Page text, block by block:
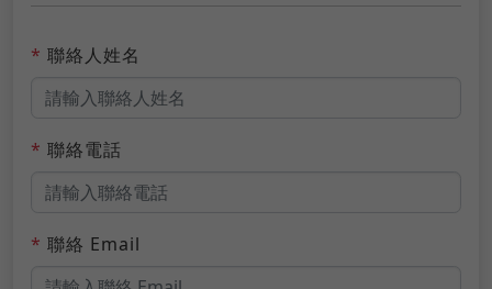
* 聯絡人姓名
* 聯絡電話
* 聯絡 Email